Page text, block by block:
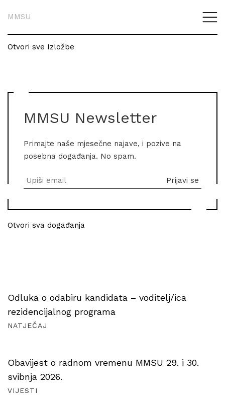
MMSU
Otvori sve Izložbe
MMSU Newsletter
Primajte naše mjesečne najave, i pozive na
posebna događanja. No spam.
Otvori sva događanja
Odluka o odabiru kandidata – voditelj/ica
rezidencijalnog programa
NATJEČAJ
Obavijest o radnom vremenu MMSU 29. i 30.
svibnja 2026.
VIJESTI